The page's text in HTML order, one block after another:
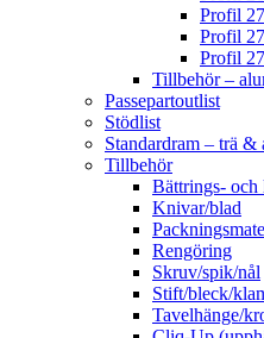
Profil
Profil
Profil
Tillbehör –
Passepartoutlist
Stödlist
Standardram – trä &
Tillbehör
Bättrings- och
Knivar/blad
Rengöring
Skruv/spik/nål
Stift/bleck/
Tavelhänge/